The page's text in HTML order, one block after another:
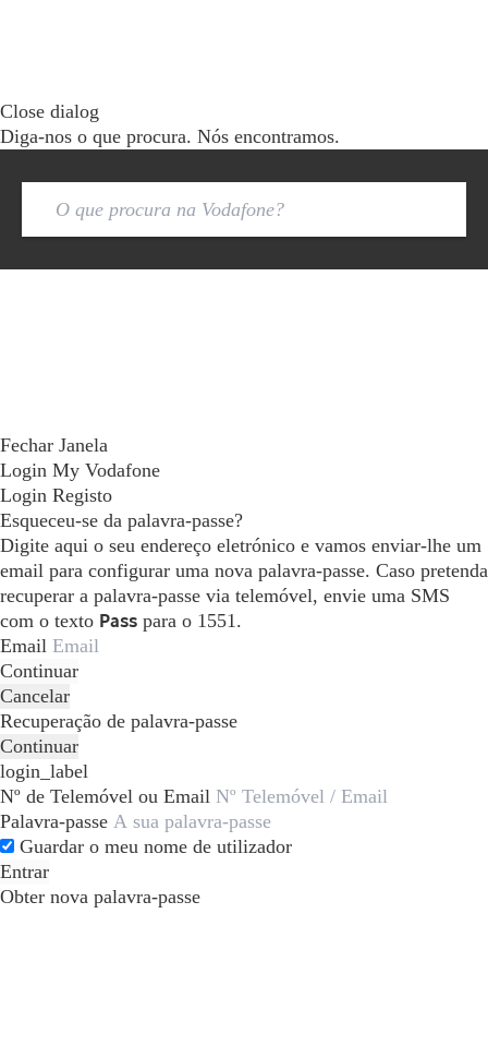
Close dialog
Diga-nos o que procura. Nós encontramos.
Fechar Janela
Login My Vodafone
Login Registo
Esqueceu-se da palavra-passe?
Digite aqui o seu endereço eletrónico e vamos enviar-lhe um
email para configurar uma nova palavra-passe. Caso pretenda
recuperar a palavra-passe via telemóvel, envie uma SMS
com o texto Pass para o 1551.
Email
Continuar
Cancelar
Recuperação de palavra-passe
Continuar
login_label
Nº de Telemóvel ou Email
Palavra-passe
Guardar o meu nome de utilizador
Entrar
Obter nova palavra-passe